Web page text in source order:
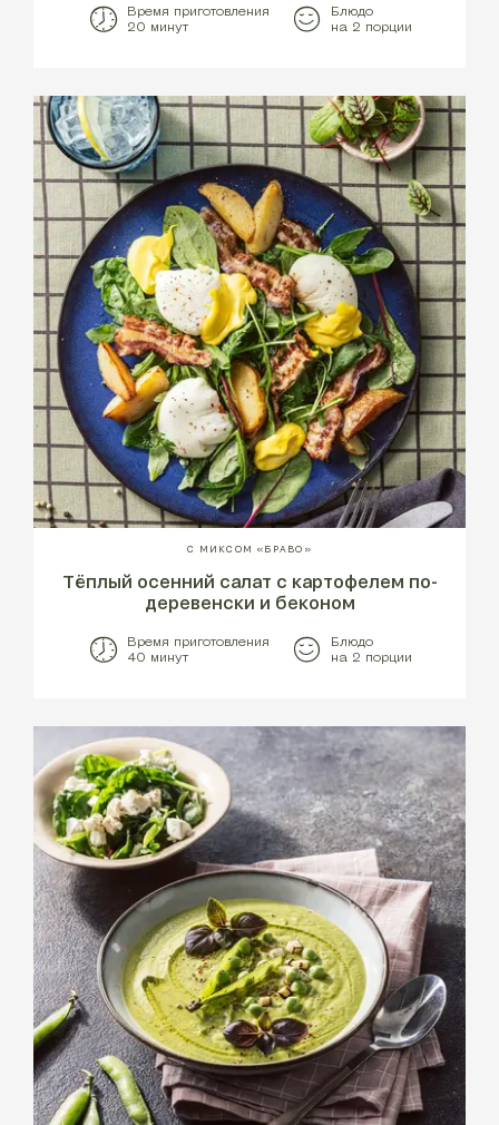
Время приготовления
20 минут
Блюдо
на 2 порции
С МИКСОМ «БРАВО»
Тёплый осенний салат с картофелем по-
деревенски и беконом
Время приготовления
40 минут
Блюдо
на 2 порции